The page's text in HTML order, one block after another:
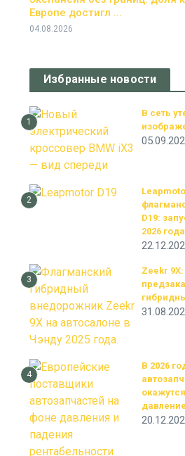
Европе достигл ...
04.08.2026
Избранные новости
1
В сеть
2
D19:
2026 года
3
Zeekr
4
В 2026